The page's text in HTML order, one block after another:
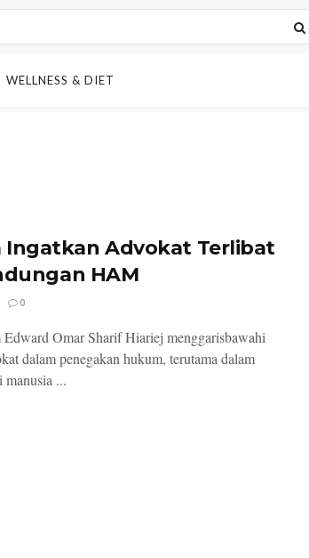
WELLNESS & DIET
Advokat Terlibat
HAM
0
Omar Sharif Hiariej menggarisbawahi
dalam penegakan hukum, terutama dalam
manusia ...